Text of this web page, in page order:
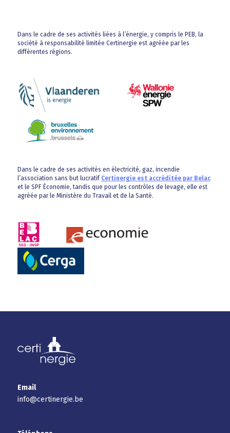
Dans le cadre de ses activités liées à l’énergie, y compris le PEB, la
société à responsabilité limitée Certinergie est agréée par les
différentes régions.
Dans le cadre de ses activités en électricité, gaz, incendie
l’association sans but lucratif Certinergie est accréditée par Belac
et le SPF Économie, tandis que pour les contrôles de levage, elle est
agréée par le Ministère du Travail et de la Santé.
Email
info@certinergie.be